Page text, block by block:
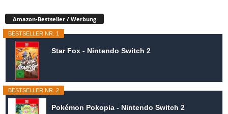
Amazon-Bestseller / Werbung
BESTSELLER NR. 1
Star Fox - Nintendo Switch 2
BESTSELLER NR. 2
Pokémon Pokopia - Nintendo Switch 2